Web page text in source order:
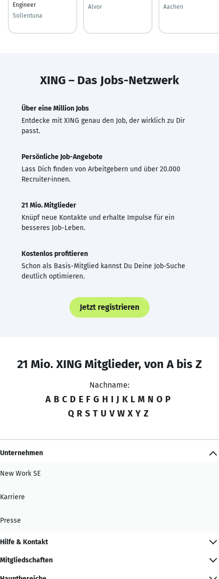
Engineer
Sollentuna
Alvor
Aachen
XING – Das Jobs-Netzwerk
Über eine Million Jobs
Entdecke mit XING genau den Job, der wirklich zu Dir
passt.
Persönliche Job-Angebote
Lass Dich finden von Arbeitgebern und über 20.000
Recruiter·innen.
21 Mio. Mitglieder
Knüpf neue Kontakte und erhalte Impulse für ein
besseres Job-Leben.
Kostenlos profitieren
Schon als Basis-Mitglied kannst Du Deine Job-Suche
deutlich optimieren.
Jetzt registrieren
21 Mio. XING Mitglieder, von A bis Z
Nachname:
A B C D E F G H I J K L M N O P
Q R S T U V W X Y Z
Unternehmen
New Work SE
Karriere
Presse
Hilfe & Kontakt
Mitgliedschaften